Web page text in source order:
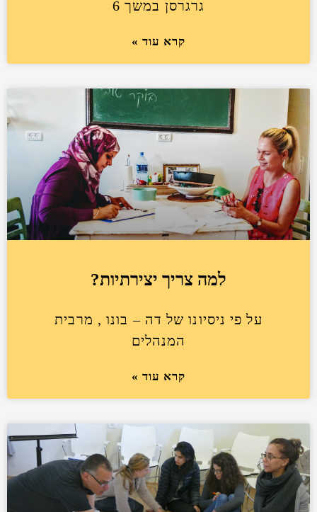
גרגרסן במשך 6
קרא עוד »
למה צריך יצירתיות?
על פי ניסיונו של דה – בונו , מרבית
המנהלים
קרא עוד »